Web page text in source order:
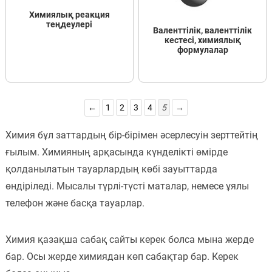
ПәндерХимиялық реакция
теңдеулері
Валенттілік, валенттілік
кестесі, химиялық
формулалар
← 1 2 3 4 5 →
Химия бұл заттардың бір-бірімен әсерлесуін зерттейтің
ғылым. Химияның арқасында күнделікті өмірде
қолданылатын тауарлардың көбі зауыттарда
өндіріледі. Мысалы түрлі-түсті маталар, немесе ұялы
телефон және басқа тауарлар.
Химия қазақша сабақ сайты керек болса мына жерде
бар. Осы жерде химиядан көп сабақтар бар. Керек